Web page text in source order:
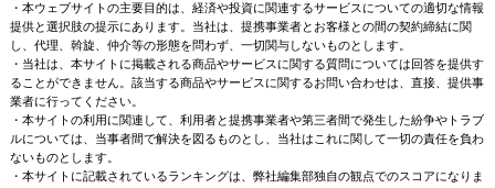
・本ウェブサイトの主要目的は、経済や投資に関連するサービスについての適切な情報
提供と選択肢の提示にあります。当社は、提携事業者とお客様との間の契約締結に関
し、代理、斡旋、仲介等の形態を問わず、一切関与しないものとします。
・当社は、本サイトに掲載される商品やサービスに関する質問については回答を提供す
ることができません。該当する商品やサービスに関するお問い合わせは、直接、提供事
業者に行ってください。
・本サイトの利用に関連して、利用者と提携事業者や第三者間で発生した紛争やトラブ
ルについては、当事者間で解決を図るものとし、当社はこれに関して一切の責任を負わ
ないものとします。
・本サイトに記載されているランキングは、弊社編集部独自の観点でのスコアになりま